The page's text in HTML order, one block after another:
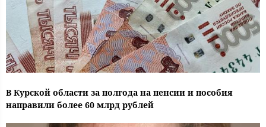
В Курской области за полгода на пенсии и пособия
направили более 60 млрд рублей